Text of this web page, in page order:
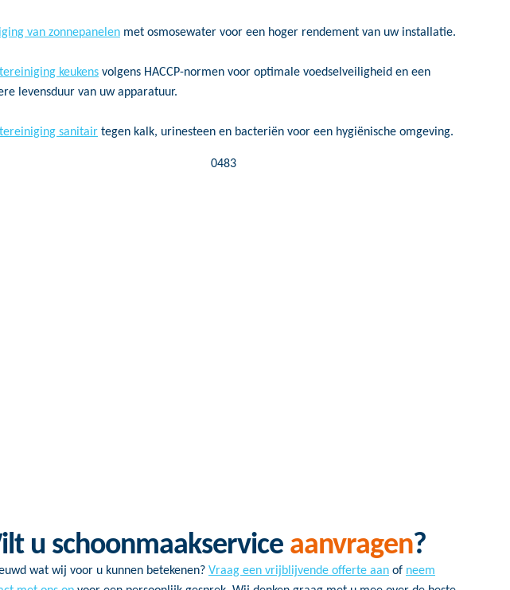
van zonnepanelen met osmosewater voor een hoger rendement van uw installatie.
keukens volgens HACCP-normen voor optimale voedselveiligheid en een
levensduur van uw apparatuur.
sanitair tegen kalk, urinesteen en bacteriën voor een hygiënische omgeving.
u schoonmaakservice aanvragen?
wat wij voor u kunnen betekenen? Vraag een vrijblijvende offerte aan of neem